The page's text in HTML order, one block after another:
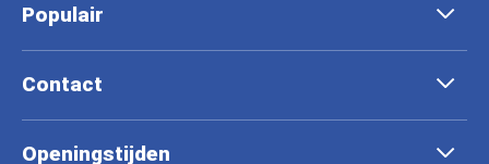
Populair
Contact
Openingstijden